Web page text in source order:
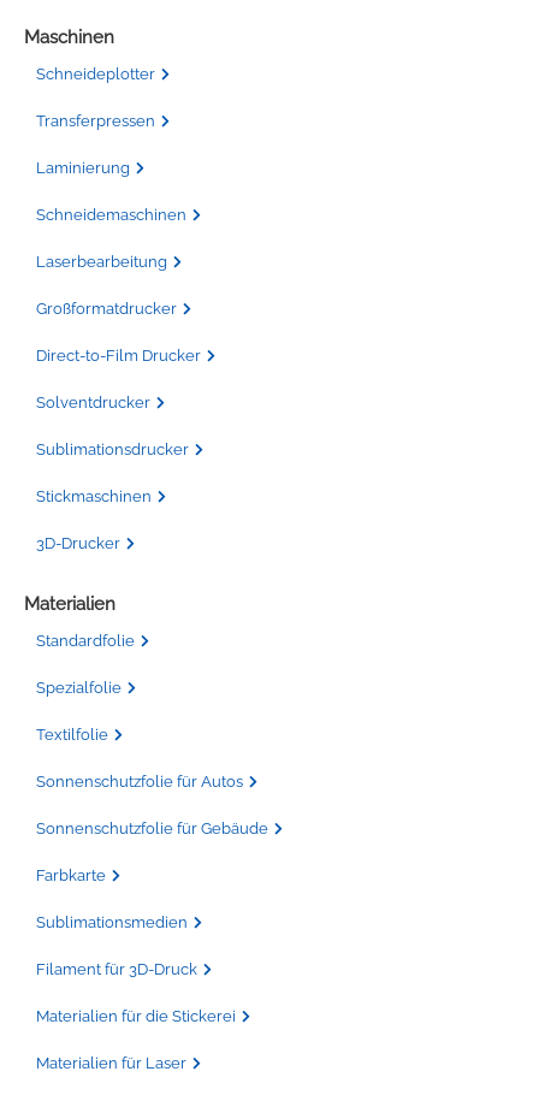
Maschinen
Schneideplotter
Transferpressen
Laminierung
Schneidemaschinen
Laserbearbeitung
Großformatdrucker
Direct-to-Film Drucker
Solventdrucker
Sublimationsdrucker
Stickmaschinen
3D-Drucker
Materialien
Standardfolie
Spezialfolie
Textilfolie
Sonnenschutzfolie für Autos
Sonnenschutzfolie für Gebäude
Farbkarte
Sublimationsmedien
Filament für 3D-Druck
Materialien für die Stickerei
Materialien für Laser